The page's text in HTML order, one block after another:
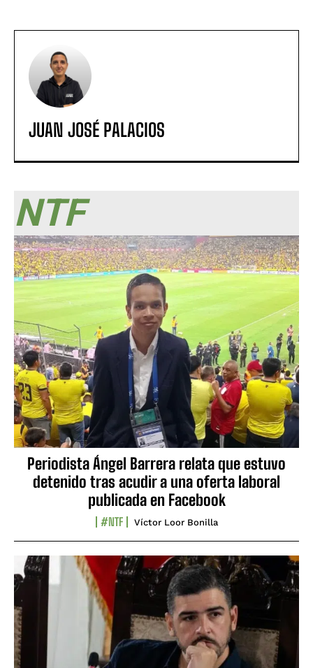
JUAN JOSÉ PALACIOS
NTF
Periodista Ángel Barrera relata que estuvo
detenido tras acudir a una oferta laboral
publicada en Facebook
#NTF Víctor Loor Bonilla